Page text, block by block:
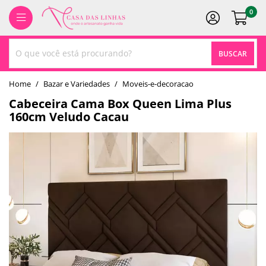
BUSCAR
0
home Bazar e Variedades moveis-e-decoracao
Cabeceira Cama Box Queen Lima Plus
160cm Veludo Cacau